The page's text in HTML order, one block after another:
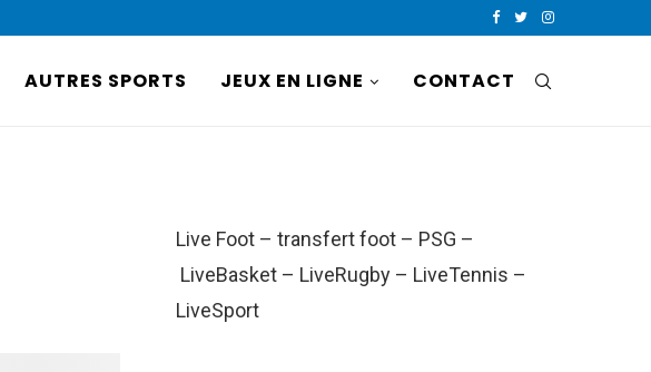
AUTRES SPORTS JEUX EN LIGNE CONTACT
Live Foot – transfert foot – PSG –
LiveBasket – LiveRugby – LiveTennis –
LiveSport